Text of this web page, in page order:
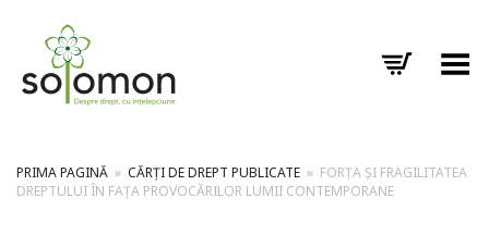
Toggle Menu
PRIMA PAGINĂ » CĂRȚI DE DREPT PUBLICATE » FORȚA ȘI FRAGILITATEA
DREPTULUI ÎN FAȚA PROVOCĂRILOR LUMII CONTEMPORANE